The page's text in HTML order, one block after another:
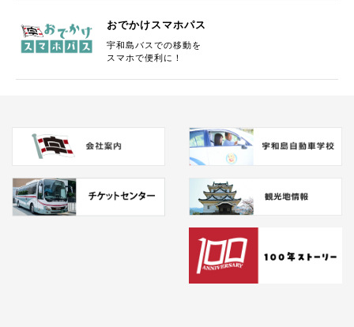
貸切バス 2025/10/24
11月1日より貸切バスの公示運賃が変わります。
3月25日より『おでかけスマホパス』PayPayでの利用が可能
になります!
路線バス 2025/03/18
4月1日ダイヤ改正について
職員の家族(高校生）の通学定期券代金を100％支給します！
おでかけスマホパス
宇和島バスでの移動を
スマホで便利に！